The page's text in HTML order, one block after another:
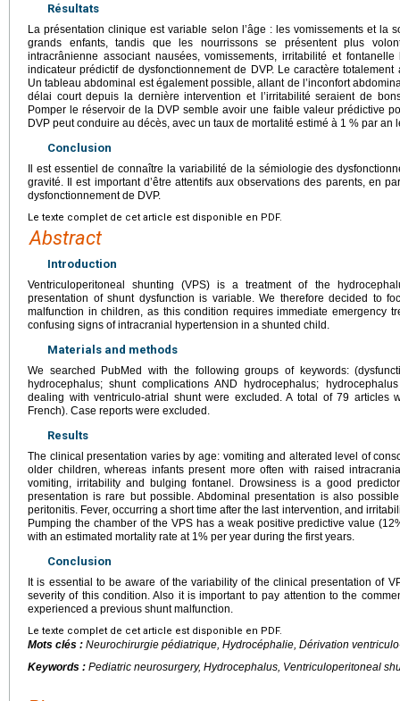
Résultats
La présentation clinique est variable selon l’âge : les vomissements et la
grands enfants, tandis que les nourrissons se présentent plus
intracrânienne associant nausées, vomissements, irritabilité et
indicateur prédictif de dysfonctionnement de DVP. Le caractère
Un tableau abdominal est également possible, allant de l’inconfort
délai court depuis la dernière intervention et l’irritabilité seraient de
Pomper le réservoir de la DVP semble avoir une faible valeur prédictive
DVP peut conduire au décès, avec un taux de mortalité estimé à 1 % par an
Conclusion
Il est essentiel de connaître la variabilité de la sémiologie des
gravité. Il est important d’être attentifs aux observations des parents, en
dysfonctionnement de DVP.
Le texte complet de cet article est disponible en PDF.
Abstract
Introduction
Ventriculoperitoneal shunting (VPS) is a treatment of the
presentation of shunt dysfunction is variable. We therefore decided to
malfunction in children, as this condition requires immediate emergency
confusing signs of intracranial hypertension in a shunted child.
Materials and methods
We searched PubMed with the following groups of keywords:
hydrocephalus; shunt complications AND hydrocephalus;
dealing with ventriculo-atrial shunt were excluded. A total of 79 articles
French). Case reports were excluded.
Results
The clinical presentation varies by age: vomiting and alterated level of
older children, whereas infants present more often with raised
vomiting, irritability and bulging fontanel. Drowsiness is a good
presentation is rare but possible. Abdominal presentation is also
peritonitis. Fever, occurring a short time after the last intervention, and
Pumping the chamber of the VPS has a weak positive predictive value
with an estimated mortality rate at 1% per year during the first years.
Conclusion
It is essential to be aware of the variability of the clinical presentation of
severity of this condition. Also it is important to pay attention to the
experienced a previous shunt malfunction.
Le texte complet de cet article est disponible en PDF.
Mots clés : Neurochirurgie pédiatrique, Hydrocéphalie, Dérivation
Keywords : Pediatric neurosurgery, Hydrocephalus, Ventriculoperitoneal